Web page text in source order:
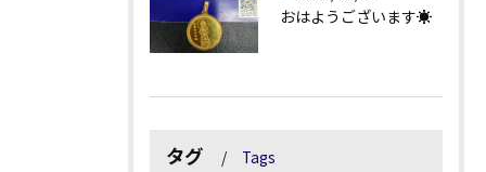
おはようございます☀
タグ Tags